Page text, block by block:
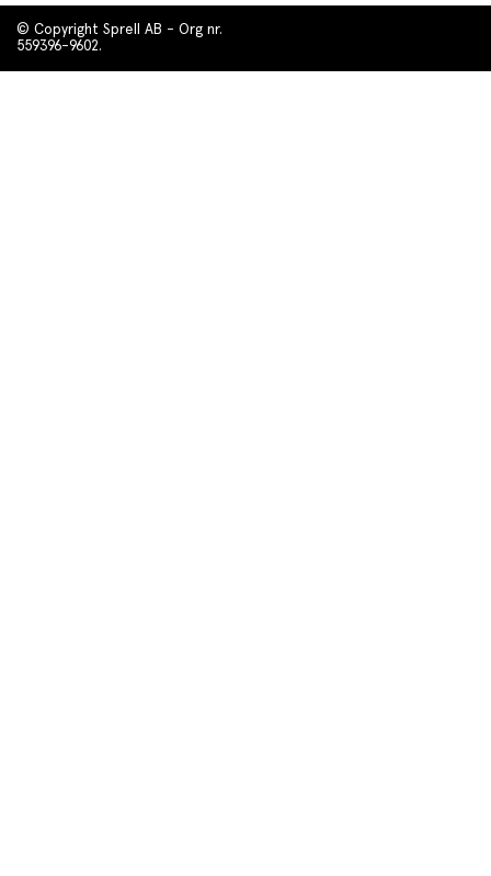
© Copyright Sprell AB - Org nr.
559396-9602.